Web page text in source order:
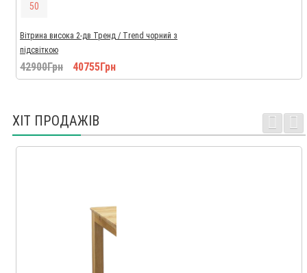
49
Вітрина висока 2-дв Тренд / Trend чорний з
підсвіткою
42900Грн 40755Грн
ХІТ ПРОДАЖІВ